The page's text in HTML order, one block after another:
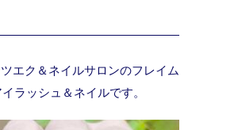
エク＆ネイルサロンのフレイム
イラッシュ＆ネイルです。